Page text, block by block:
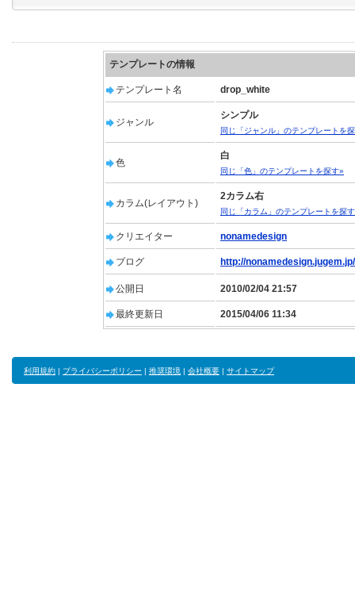
テンプレートの情報
テンプレート名 drop_white
ジャンル
シンプル
同じ「ジャンル」のテンプレートを
色
白
同じ「色」のテンプレートを探す»
カラム(レイアウト)
2カラム右
同じ「カラム」のテンプレートを探
クリエイター nonamedesign
ブログ http://nonamedesign.jugem.jp/
公開日 2010/02/04 21:57
最終更新日 2015/04/06 11:34
利用規約 | プライバシーポリシー | 推奨環境 | 会社概要 | サイトマップ